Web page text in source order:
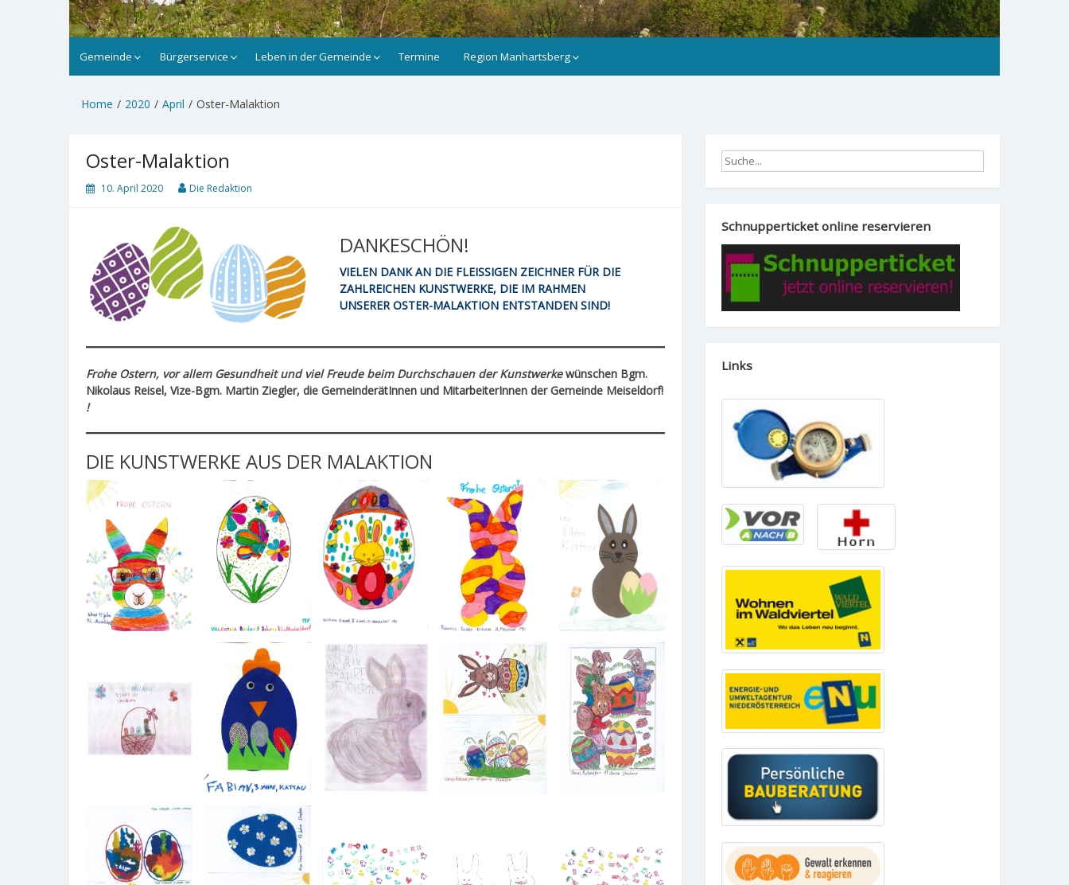
Gemeinde Bürgerservice Leben in der Gemeinde Termine Region Manhartsberg
Home 2020 April Oster-Malaktion
Oster-Malaktion
10. April 2020 Die Redaktion
DANKESCHÖN!
VIELEN DANK AN DIE FLEISSIGEN ZEICHNER FÜR DIE
ZAHLREICHEN KUNSTWERKE, DIE IM RAHMEN
UNSERER OSTER-MALAKTION ENTSTANDEN SIND!
Frohe Ostern, vor allem Gesundheit und viel Freude beim Durchschauen der Kunstwerkewünschen Bgm.
Nikolaus Reisel, Vize-Bgm. Martin Ziegler, die GemeinderätInnen und MitarbeiterInnen der Gemeinde Meiseldorf!
!
DIE KUNSTWERKE AUS DER MALAKTION
Schnupperticket online reservieren
Links